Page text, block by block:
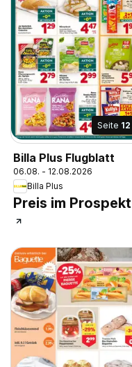
Seite 12
Billa Plus Flugblatt
06.08. - 12.08.2026
Billa Plus
Preis im Prospekt